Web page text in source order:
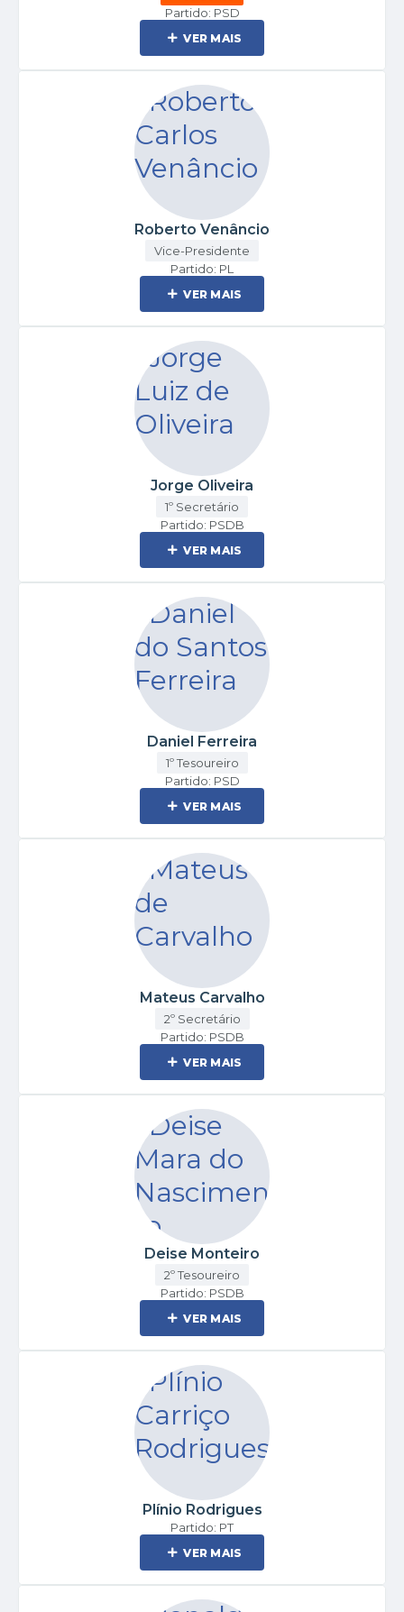
Partido: PSD
VER MAIS
Roberto Venâncio
Vice-Presidente
Partido: PL
VER MAIS
Jorge Oliveira
1º Secretário
Partido: PSDB
VER MAIS
Daniel Ferreira
1º Tesoureiro
Partido: PSD
VER MAIS
Mateus Carvalho
2º Secretário
Partido: PSDB
VER MAIS
Deise Monteiro
2º Tesoureiro
Partido: PSDB
VER MAIS
Plínio Rodrigues
Partido: PT
VER MAIS